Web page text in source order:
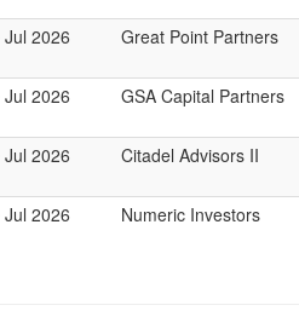
Jul 2026 Great Point Partners
Jul 2026 GSA Capital Partners
Jul 2026 Citadel Advisors II
Jul 2026 Numeric Investors